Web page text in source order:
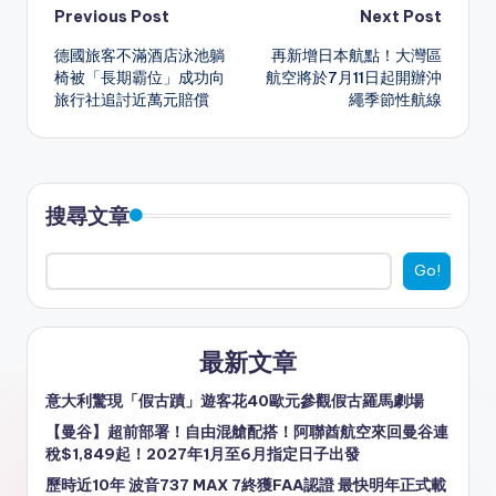
ts
A
p
p
a
d
s
h
a
t
g
er
e
b
o
k
gr
a
l
e
Post
navigation
Previous Post
德國旅客不滿酒店泳池躺
椅被「長期霸位」成功向
旅行社追討近萬元賠償
Next Post
再新增日本航點！大灣區
航空將於7月11日起開辦沖
繩季節性航線
搜尋文章
Go!
最新文章
意大利驚現「假古蹟」遊客花40歐元參觀假古羅馬劇場
【曼谷】超前部署！自由混艙配搭！阿聯酋航空來回曼谷連
稅$1,849起！2027年1月至6月指定日子出發
歷時近10年 波音737 MAX 7終獲FAA認證 最快明年正式載